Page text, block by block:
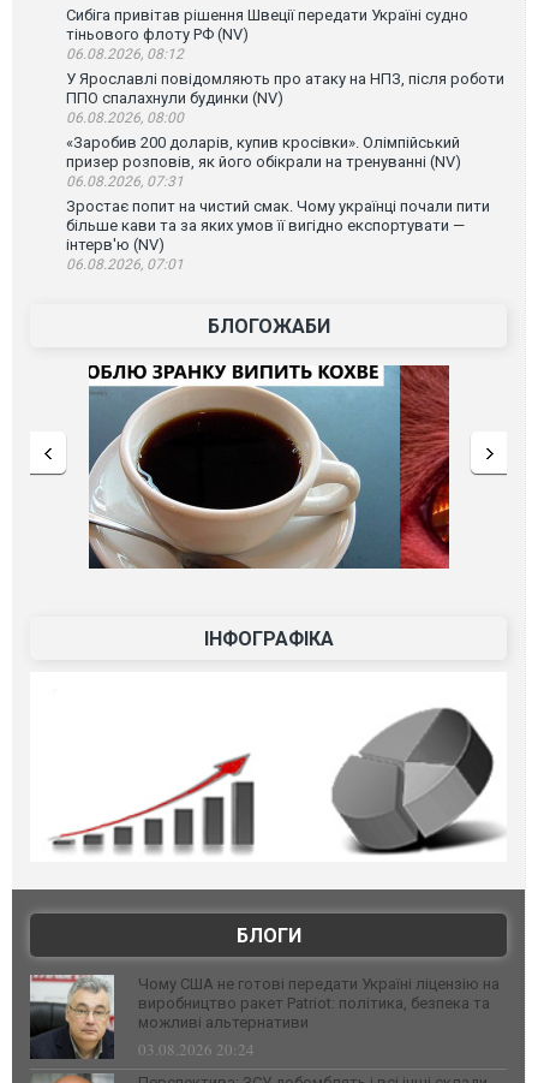
Сибіга привітав рішення Швеції передати Україні судно
тіньового флоту РФ (NV)
06.08.2026, 08:12
У Ярославлі повідомляють про атаку на НПЗ, після роботи
ППО спалахнули будинки (NV)
06.08.2026, 08:00
«Заробив 200 доларів, купив кросівки». Олімпійський
призер розповів, як його обікрали на тренуванні (NV)
06.08.2026, 07:31
Зростає попит на чистий смак. Чому українці почали пити
більше кави та за яких умов її вигідно експортувати —
інтерв'ю (NV)
06.08.2026, 07:01
БЛОГОЖАБИ
ІНФОГРАФІКА
БЛОГИ
Чому США не готові передати Україні ліцензію на
виробництво ракет Patriot: політика, безпека та
можливі альтернативи
03.08.2026 20:24